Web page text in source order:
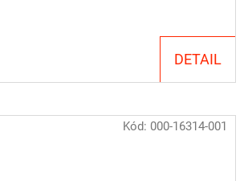
DETAIL
Kód: 000-16314-001